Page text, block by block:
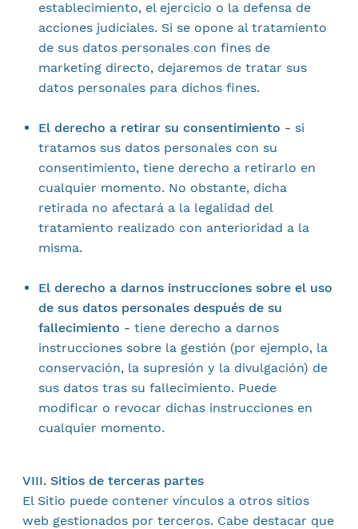
establecimiento, el ejercicio o la defensa de
acciones judiciales. Si se opone al tratamiento
de sus datos personales con fines de
marketing directo, dejaremos de tratar sus
datos personales para dichos fines.
El derecho a retirar su consentimiento - si
tratamos sus datos personales con su
consentimiento, tiene derecho a retirarlo en
cualquier momento. No obstante, dicha
retirada no afectará a la legalidad del
tratamiento realizado con anterioridad a la
misma.
El derecho a darnos instrucciones sobre el uso
de sus datos personales después de su
fallecimiento - tiene derecho a darnos
instrucciones sobre la gestión (por ejemplo, la
conservación, la supresión y la divulgación) de
sus datos tras su fallecimiento. Puede
modificar o revocar dichas instrucciones en
cualquier momento.
VIII. Sitios de terceras partes
El Sitio puede contener vínculos a otros sitios
web gestionados por terceros. Cabe destacar que